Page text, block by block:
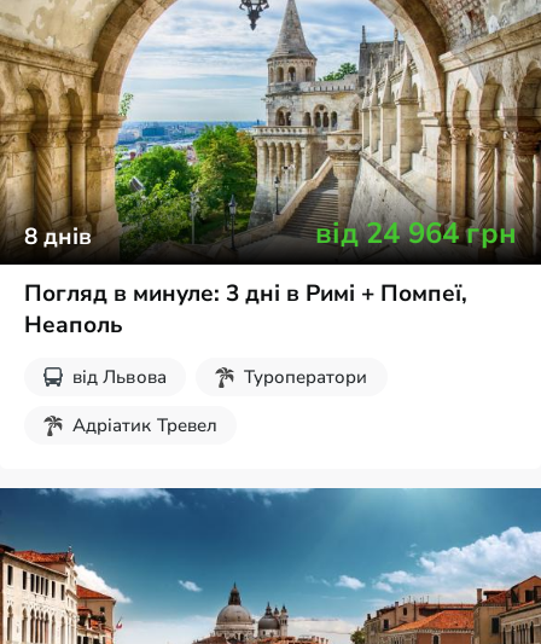
8днів від24 964грн
Погляд в минуле: 3 дні в Римі + Помпеї,
Неаполь
від Львова
Туроператори
Адріатик Тревел
Осінні канікули